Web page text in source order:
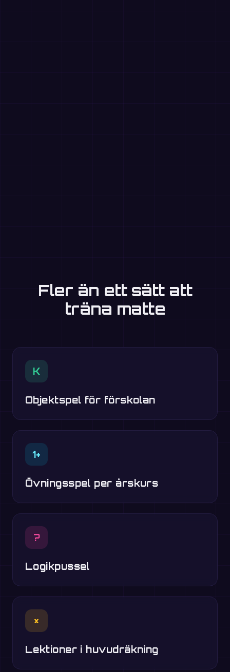
Fler än ett sätt att
träna matte
K
Objektspel för förskolan
1+
Övningsspel per årskurs
?
Logikpussel
×
Lektioner i huvudräkning